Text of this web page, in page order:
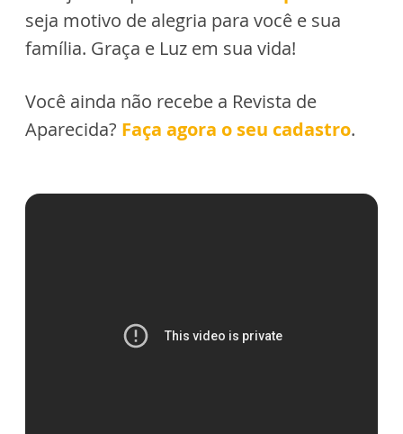
seja motivo de alegria para você e sua
família. Graça e Luz em sua vida!
Você ainda não recebe a Revista de
Aparecida? Faça agora o seu cadastro.